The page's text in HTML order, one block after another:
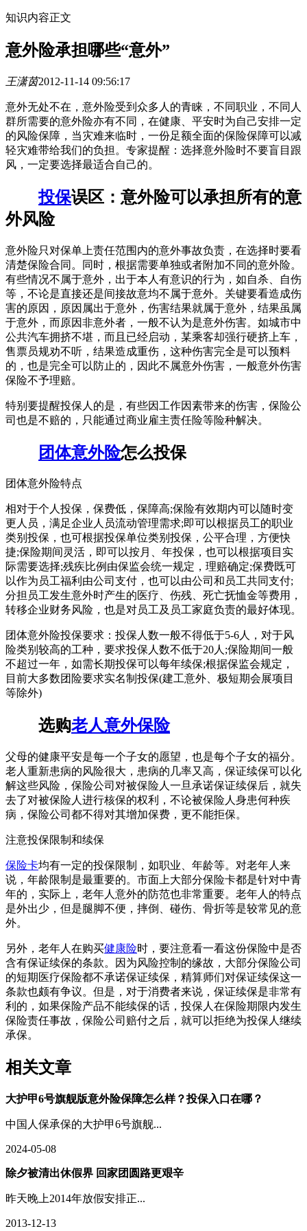
知识内容正文
意外险承担哪些“意外”
王潇茵2012-11-14 09:56:17
意外无处不在，意外险受到众多人的青睐，不同职业，不同人
群所需要的意外险亦有不同，在健康、平安时为自己安排一定
的风险保障，当灾难来临时，一份足额全面的保险保障可以减
轻灾难带给我们的负担。专家提醒：选择意外险时不要盲目跟
风，一定要选择最适合自己的。
投保误区：意外险可以承担所有的意
外风险
意外险只对保单上责任范围内的意外事故负责，在选择时要看
清楚保险合同。同时，根据需要单独或者附加不同的意外险。
有些情况不属于意外，出于本人有意识的行为，如自杀、自伤
等，不论是直接还是间接故意均不属于意外。关键要看造成伤
害的原因，原因属出于意外，伤害结果就属于意外，结果虽属
于意外，而原因非意外者，一般不认为是意外伤害。如城市中
公共汽车拥挤不堪，而且已经启动，某乘客却强行硬挤上车，
售票员规劝不听，结果造成重伤，这种伤害完全是可以预料
的，也是完全可以防止的，因此不属意外伤害，一般意外伤害
保险不予理赔。
特别要提醒投保人的是，有些因工作因素带来的伤害，保险公
司也是不赔的，只能通过商业雇主责任险等险种解决。
团体意外险怎么投保
团体意外险特点
相对于个人投保，保费低，保障高;保险有效期内可以随时变
更人员，满足企业人员流动管理需求;即可以根据员工的职业
类别投保，也可根据投保单位类别投保，公平合理，方便快
捷;保险期间灵活，即可以按月、年投保，也可以根据项目实
际需要选择;残疾比例由保监会统一规定，理赔确定;保费既可
以作为员工福利由公司支付，也可以由公司和员工共同支付;
分担员工发生意外时产生的医疗、伤残、死亡抚恤金等费用，
转移企业财务风险，也是对员工及员工家庭负责的最好体现。
团体意外险投保要求：投保人数一般不得低于5-6人，对于风
险类别较高的工种，要求投保人数不低于20人;保险期间一般
不超过一年，如需长期投保可以每年续保;根据保监会规定，
目前大多数团险要求实名制投保(建工意外、极短期会展项目
等除外)
选购老人意外保险
父母的健康平安是每一个子女的愿望，也是每个子女的福分。
老人重新患病的风险很大，患病的几率又高，保证续保可以化
解这些风险，保险公司对被保险人一旦承诺保证续保后，就失
去了对被保险人进行核保的权利，不论被保险人身患何种疾
病，保险公司都不得对其增加保费，更不能拒保。
注意投保限制和续保
保险卡均有一定的投保限制，如职业、年龄等。对老年人来
说，年龄限制是最重要的。市面上大部分保险卡都是针对中青
年的，实际上，老年人意外的防范也非常重要。老年人的特点
是外出少，但是腿脚不便，摔倒、碰伤、骨折等是较常见的意
外。
另外，老年人在购买健康险时，要注意看一看这份保险中是否
含有保证续保的条款。因为风险控制的缘故，大部分保险公司
的短期医疗保险都不承诺保证续保，精算师们对保证续保这一
条款也颇有争议。但是，对于消费者来说，保证续保是非常有
利的，如果保险产品不能续保的话，投保人在保险期限内发生
保险责任事故，保险公司赔付之后，就可以拒绝为投保人继续
承保。
相关文章
大护甲6号旗舰版意外险保障怎么样？投保入口在哪？
中国人保承保的大护甲6号旗舰...
2024-05-08
除夕被清出休假界 回家团圆路更艰辛
昨天晚上2014年放假安排正...
2013-12-13